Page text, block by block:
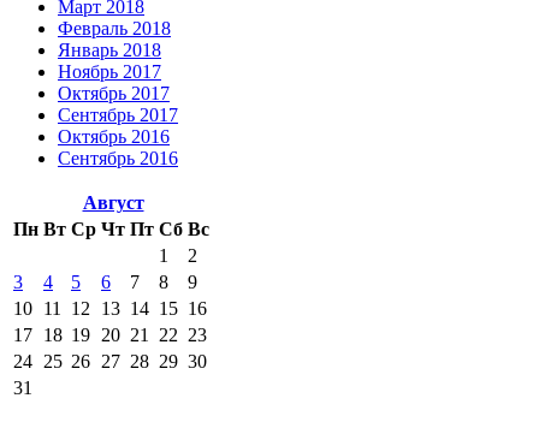
Март 2018
Февраль 2018
Январь 2018
Ноябрь 2017
Октябрь 2017
Сентябрь 2017
Октябрь 2016
Сентябрь 2016
Август
Пн Вт Ср Чт Пт Сб Вс
1
2
3
4 5 6 7 8
9
10 11 12 13 14 15 16
17 18 19 20 21 22 23
24 25 26 27 28 29 30
31